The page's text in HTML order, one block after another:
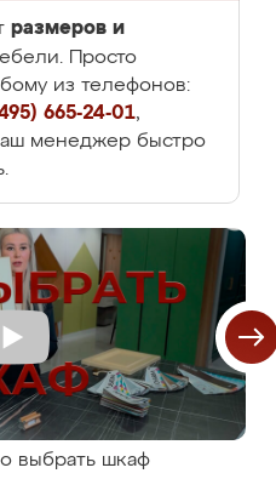
размеров и
Просто
из телефонов:
665-24-01,
менеджер быстро
выбрать шкаф